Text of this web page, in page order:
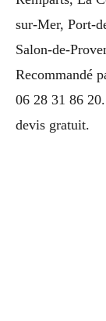
sur-Mer, Port-
Salon-de-
Recommandé
06 28 31 86
devis gratuit.